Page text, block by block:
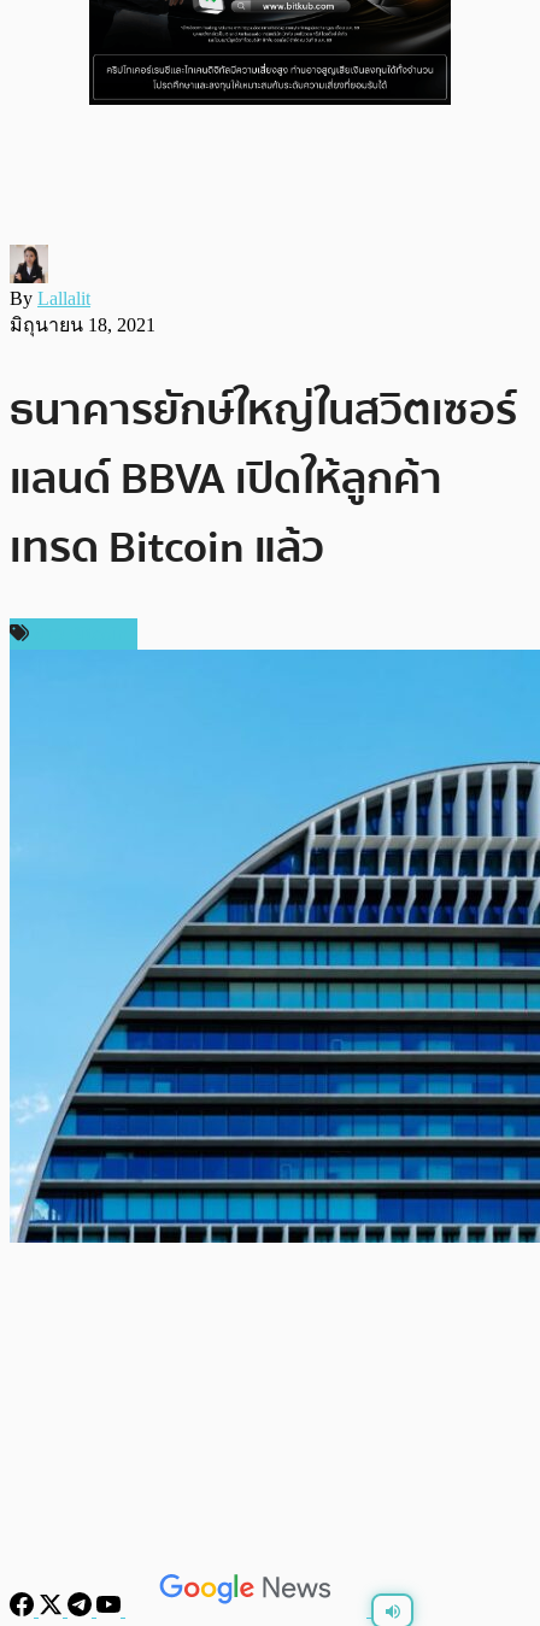
By Lallalit
มิถุนายน 18, 2021
ธนาคารยักษ์ใหญ่ในสวิตเซอร์
แลนด์ BBVA เปิดให้ลูกค้า
เทรด Bitcoin แล้ว